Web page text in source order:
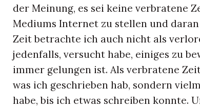
der Meinung, es sei keine verbratene
Mediums Internet zu stellen und
Zeit betrachte ich auch nicht als
jedenfalls, versucht habe, einiges zu
immer gelungen ist. Als verbratene
was ich geschrieben hab, sondern
habe, bis ich etwas schreiben konnte.